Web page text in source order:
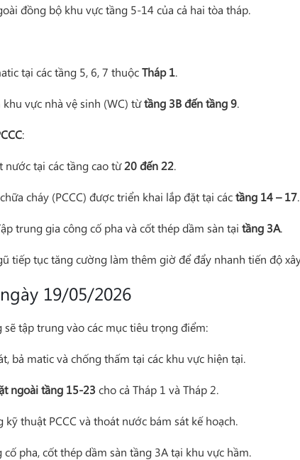
đồng bộ khu vực tầng 5-14 của cả hai tòa tháp.
tại các tầng 5, 6, 7 thuộcTháp 1.
vực nhà vệ sinh (WC) từtầng 3B đến tầng 9.
:
nước tại các tầng cao từ20 đến 22.
cháy (PCCC) được triển khai lắp đặt tại cáctầng 14 – 17.
trung gia công cố pha và cốt thép dầm sàn tại tầng 3A.
tiếp tục tăng cường làm thêm giờ để đẩy nhanh tiến độ
19/05/2026
tập trung vào các mục tiêu trọng điểm:
bả matic và chống thấm tại các khu vực hiện tại.
ngoài tầng 15-23 cho cả Tháp 1 và Tháp 2.
thuật PCCC và thoát nước bám sát kế hoạch.
pha, cốt thép dầm sàn tầng 3A tại khu vực hầm.